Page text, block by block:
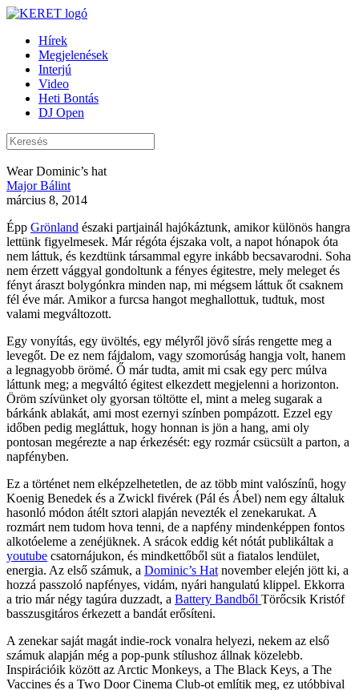
Hírek
Megjelenések
Interjú
Video
Heti Bontás
DJ Open
Wear Dominic’s hat
Major Bálint
március 8, 2014
Épp Grönland északi partjainál hajókáztunk, amikor különös hangra
lettünk figyelmesek. Már régóta éjszaka volt, a napot hónapok óta
nem láttuk, és kezdtünk társammal egyre inkább becsavarodni. Soha
nem érzett vággyal gondoltunk a fényes égitestre, mely meleget és
fényt áraszt bolygónkra minden nap, mi mégsem láttuk őt csaknem
fél éve már. Amikor a furcsa hangot meghallottuk, tudtuk, most
valami megváltozott.
Egy vonyítás, egy üvöltés, egy mélyről jövő sírás rengette meg a
levegőt. De ez nem fájdalom, vagy szomorúság hangja volt, hanem
a legnagyobb örömé. Ő már tudta, amit mi csak egy perc múlva
láttunk meg; a megváltó égitest elkezdett megjelenni a horizonton.
Öröm szívünket oly gyorsan töltötte el, mint a meleg sugarak a
bárkánk ablakát, ami most ezernyi színben pompázott. Ezzel egy
időben pedig megláttuk, hogy honnan is jön a hang, ami oly
pontosan megérezte a nap érkezését: egy rozmár csücsült a parton, a
napfényben.
Ez a történet nem elképzelhetetlen, de az több mint valószínű, hogy
Koenig Benedek és a Zwickl fivérek (Pál és Ábel) nem egy általuk
hasonló módon átélt sztori alapján nevezték el zenekarukat. A
rozmárt nem tudom hova tenni, de a napfény mindenképpen fontos
alkotóeleme a zenéjüknek. A srácok eddig két nótát publikáltak a
youtube csatornájukon, és mindkettőből süt a fiatalos lendület,
energia. Az első számuk, a Dominic’s Hat november elején jött ki, a
hozzá passzoló napfényes, vidám, nyári hangulatú klippel. Ekkorra
a trio már négy tagúra duzzadt, a Battery Bandből Törőcsik Kristóf
basszusgitáros érkezett a bandát erősíteni.
A zenekar saját magát indie-rock vonalra helyezi, nekem az első
számuk alapján még a pop-punk stílushoz állnak közelebb.
Inspirációik között az Arctic Monkeys, a The Black Keys, a The
Vaccines és a Two Door Cinema Club-ot említik meg, ez utóbbival